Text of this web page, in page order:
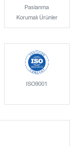
Paslanma
Korumalı Ürünler
ISO9001